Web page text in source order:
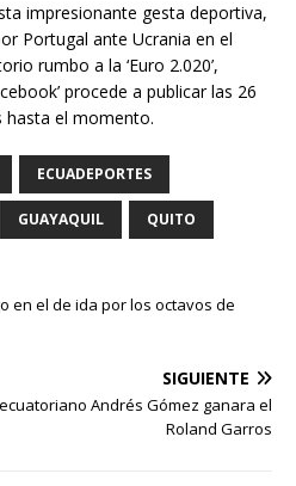
impresionante gesta deportiva,
Portugal ante Ucrania en el
rumbo a la ‘Euro 2.020’,
procede a publicar las 26
hasta el momento.
ECUADEPORTES
GUAYAQUIL QUITO
en el de ida por los octavos de
SIGUIENTE
Andrés Gómez ganara el
Roland Garros